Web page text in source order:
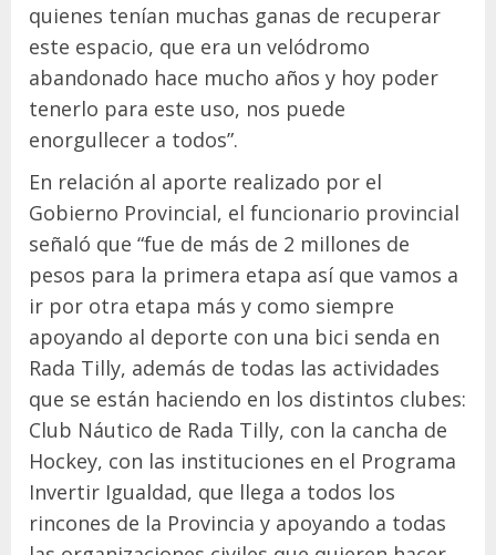
quienes tenían muchas ganas de recuperar
este espacio, que era un velódromo
abandonado hace mucho años y hoy poder
tenerlo para este uso, nos puede
enorgullecer a todos”.
En relación al aporte realizado por el
Gobierno Provincial, el funcionario provincial
señaló que “fue de más de 2 millones de
pesos para la primera etapa así que vamos a
ir por otra etapa más y como siempre
apoyando al deporte con una bici senda en
Rada Tilly, además de todas las actividades
que se están haciendo en los distintos clubes:
Club Náutico de Rada Tilly, con la cancha de
Hockey, con las instituciones en el Programa
Invertir Igualdad, que llega a todos los
rincones de la Provincia y apoyando a todas